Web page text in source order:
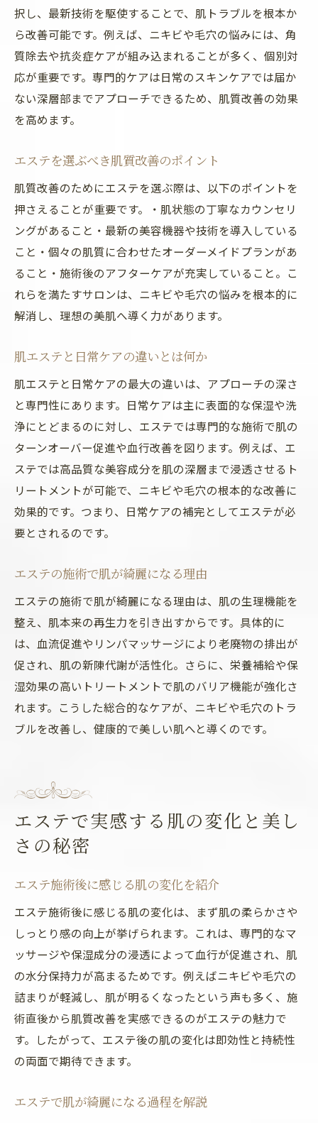
肌エステと美容外科の選び方ポイント
美容外科よりエステが向いている場合
肌質改善に適したエステの特徴とは
エステと美容外科のメリット・デメリット
フェイシャルエステは何回通えば変化を感じ
る？
フェイシャルエステで変化を感じる回数と
エステ通いの頻度と肌質改善の関係性
エステでの通院計画の立て方を紹介
肌が変わるエステ施術の効果的な通い方
フェイシャルエステで理想の肌を目指す流
れ
エステで実現する長期的な肌質改善術
肌エステで継続的に美肌を保つコツ
エステの定期利用が肌質に与える効果
肌質改善を長期で目指すエステのポイント
肌エステと自己ケアの両立が美肌の鍵
自分に合うエステで理想の肌を手に入れる方法
自分に合うエステの選び方と肌質改善術
エステ選びで後悔しないポイントを解説
肌質改善を叶えるためのエステ活用法
エステで自分だけの美肌プランを作る方法
理想の肌を目指すエステの活用ポイント
択し、最新技術を駆使することで、肌トラブルを根本か
ら改善可能です。例えば、ニキビや毛穴の悩みには、角
質除去や抗炎症ケアが組み込まれることが多く、個別対
応が重要です。専門的ケアは日常のスキンケアでは届か
ない深層部までアプローチできるため、肌質改善の効果
を高めます。
エステを選ぶべき肌質改善のポイント
肌質改善のためにエステを選ぶ際は、以下のポイントを
押さえることが重要です。・肌状態の丁寧なカウンセリ
ングがあること・最新の美容機器や技術を導入している
こと・個々の肌質に合わせたオーダーメイドプランがあ
ること・施術後のアフターケアが充実していること。こ
れらを満たすサロンは、ニキビや毛穴の悩みを根本的に
解消し、理想の美肌へ導く力があります。
肌エステと日常ケアの違いとは何か
肌エステと日常ケアの最大の違いは、アプローチの深さ
と専門性にあります。日常ケアは主に表面的な保湿や洗
浄にとどまるのに対し、エステでは専門的な施術で肌の
ターンオーバー促進や血行改善を図ります。例えば、エ
ステでは高品質な美容成分を肌の深層まで浸透させるト
リートメントが可能で、ニキビや毛穴の根本的な改善に
効果的です。つまり、日常ケアの補完としてエステが必
要とされるのです。
エステの施術で肌が綺麗になる理由
エステの施術で肌が綺麗になる理由は、肌の生理機能を
整え、肌本来の再生力を引き出すからです。具体的に
は、血流促進やリンパマッサージにより老廃物の排出が
促され、肌の新陳代謝が活性化。さらに、栄養補給や保
湿効果の高いトリートメントで肌のバリア機能が強化さ
れます。こうした総合的なケアが、ニキビや毛穴のトラ
ブルを改善し、健康的で美しい肌へと導くのです。
エステで実感する肌の変化と美し
さの秘密
エステ施術後に感じる肌の変化を紹介
エステ施術後に感じる肌の変化は、まず肌の柔らかさや
しっとり感の向上が挙げられます。これは、専門的なマ
ッサージや保湿成分の浸透によって血行が促進され、肌
の水分保持力が高まるためです。例えばニキビや毛穴の
詰まりが軽減し、肌が明るくなったという声も多く、施
術直後から肌質改善を実感できるのがエステの魅力で
す。したがって、エステ後の肌の変化は即効性と持続性
の両面で期待できます。
エステで肌が綺麗になる過程を解説